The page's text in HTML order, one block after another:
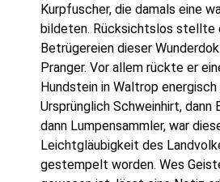
Kurpfuscher, die damals eine
bildeten. Rücksichtslos stellte
Betrügereien dieser
Pranger. Vor allem rückte er
Hundstein in Waltrop energisch
Ursprünglich Schweinhirt, dann
dann Lumpensammler, war
Leichtgläubigkeit des
gestempelt worden. Wes